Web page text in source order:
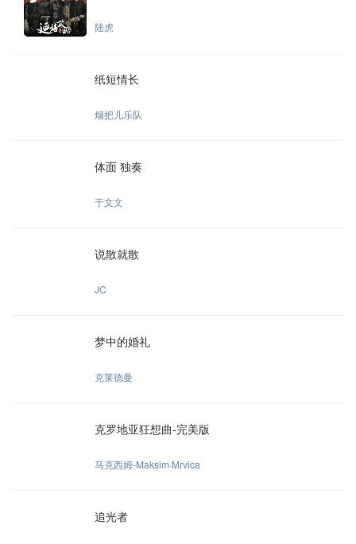
陆虎
纸短情长
烟把儿乐队
体面 独奏
于文文
说散就散
JC
梦中的婚礼
克莱德曼
克罗地亚狂想曲-完美版
马克西姆-Maksim·Mrvica
追光者